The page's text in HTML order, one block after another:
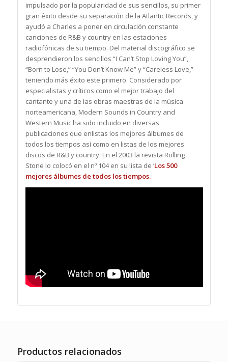
impulsado por la popularidad de sus sencillos, su primer
gran éxito desde su separación de la Atlantic Records, y
ayudó a Charles a poner en circulación constante
canciones de R&B y country en las estaciones
radiofónicas de su tiempo. Del material discográfico se
desprendieron los sencillos “I Can’t Stop Loving You”,
“Born to Lose,” “You Don’t Know Me” y “Careless Love,”
teniendo más éxito este primero. Considerado por
especialistas y críticos como el mejor trabajo del
cantante y una de las obras maestras de la música
norteamericana, Modern Sounds in Country and
Western Musicha sido incluido en diversas
publicaciones que enlistas los mejores álbumes de
todos los tiempos así como en listas de los mejores
discos de R&B y country. En el 2003 la revista Rolling
Stone lo colocó en el nº 104 en su lista de ‘Los 500
mejores álbumes de todos los tiempos.
Productos relacionados